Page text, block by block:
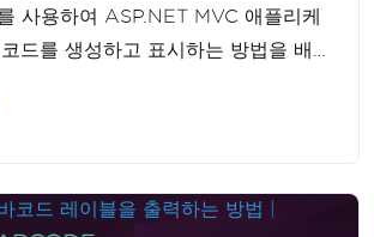
사용하여 ASP.NET MVC 애플리케
드를 생성하고 표시하는 방법을 배